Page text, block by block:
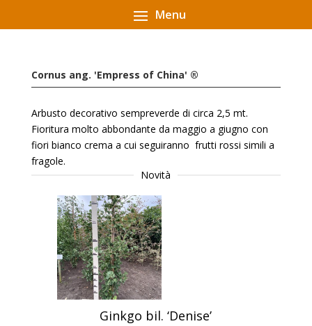
Cornus ang. 'Empress of China' ®
Arbusto decorativo sempreverde di circa 2,5 mt.
Fioritura molto abbondante da maggio a giugno con
fiori bianco crema a cui seguiranno frutti rossi simili a
fragole.
Novità
Ginkgo bil. ‘Denise’